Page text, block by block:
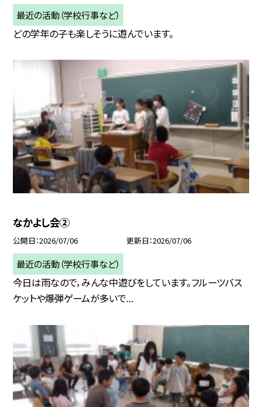
最近の活動（学校行事など）
どの学年の子も楽しそうに遊んでいます。
なかよし会②
公開日 2026/07/06 更新日 2026/07/06
最近の活動（学校行事など）
今日は雨なので，みんな中遊びをしています。フルーツバス
ケットや爆弾ゲームが多いで...